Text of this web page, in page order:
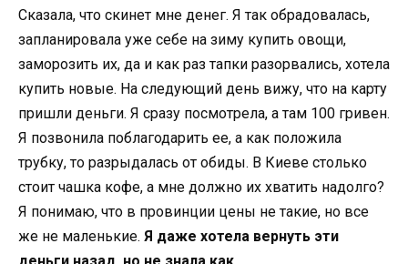
Сказала, что скинет мне денег. Я так обрадовалась,
запланировала уже себе на зиму купить овощи,
заморозить их, да и как раз тапки разорвались, хотела
купить новые. На следующий день вижу, что на карту
пришли деньги. Я сразу посмотрела, а там 100 гривен.
Я позвонила поблагодарить ее, а как положила
трубку, то разрыдалась от обиды. В Киеве столько
стоит чашка кофе, а мне должно их хватить надолго?
Я понимаю, что в провинции цены не такие, но все
же не маленькие. Я даже хотела вернуть эти